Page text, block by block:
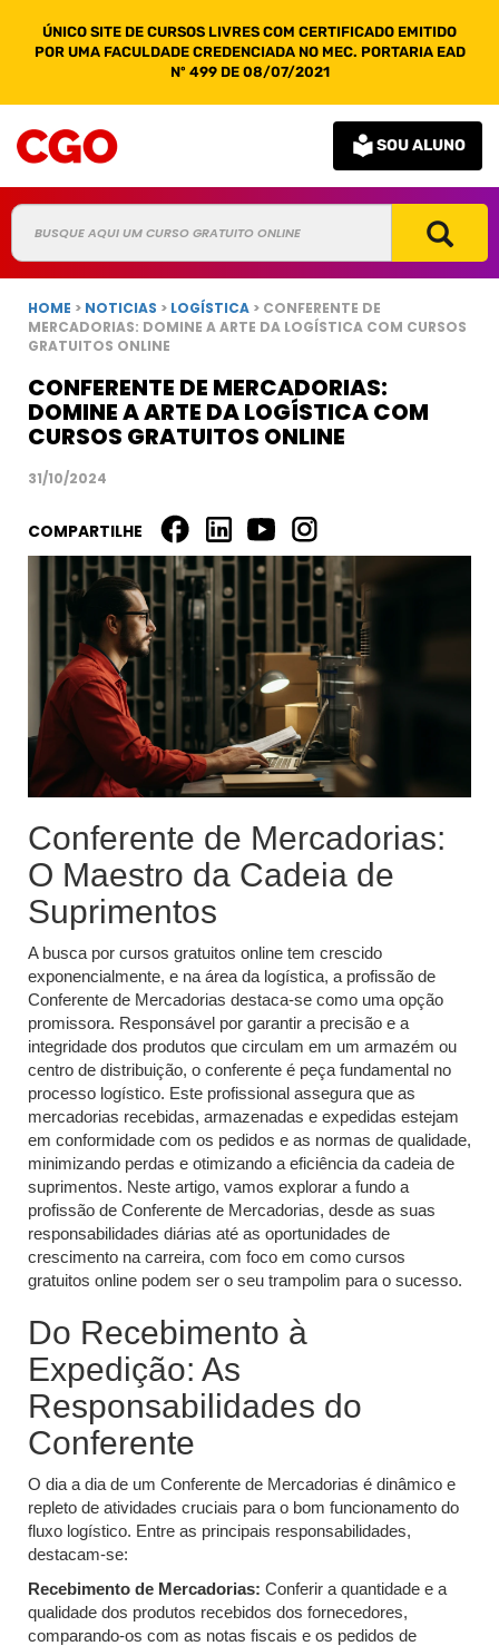
ÚNICO SITE DE CURSOS LIVRES COM CERTIFICADO EMITIDO
POR UMA FACULDADE CREDENCIADA NO MEC. PORTARIA EAD
Nº 499 DE 08/07/2021
SOU ALUNO
HOME > NOTICIAS > LOGÍSTICA > CONFERENTE DE
MERCADORIAS: DOMINE A ARTE DA LOGÍSTICA COM CURSOS
GRATUITOS ONLINE
CONFERENTE DE MERCADORIAS:
DOMINE A ARTE DA LOGÍSTICA COM
CURSOS GRATUITOS ONLINE
31/10/2024
COMPARTILHE
Conferente de Mercadorias:
O Maestro da Cadeia de
Suprimentos
A busca por cursos gratuitos online tem crescido
exponencialmente, e na área da logística, a profissão de
Conferente de Mercadorias destaca-se como uma opção
promissora. Responsável por garantir a precisão e a
integridade dos produtos que circulam em um armazém ou
centro de distribuição, o conferente é peça fundamental no
processo logístico. Este profissional assegura que as
mercadorias recebidas, armazenadas e expedidas estejam
em conformidade com os pedidos e as normas de qualidade,
minimizando perdas e otimizando a eficiência da cadeia de
suprimentos. Neste artigo, vamos explorar a fundo a
profissão de Conferente de Mercadorias, desde as suas
responsabilidades diárias até as oportunidades de
crescimento na carreira, com foco em como cursos
gratuitos online podem ser o seu trampolim para o sucesso.
Do Recebimento à
Expedição: As
Responsabilidades do
Conferente
O dia a dia de um Conferente de Mercadorias é dinâmico e
repleto de atividades cruciais para o bom funcionamento do
fluxo logístico. Entre as principais responsabilidades,
destacam-se:
Recebimento de Mercadorias: Conferir a quantidade e a
qualidade dos produtos recebidos dos fornecedores,
comparando-os com as notas fiscais e os pedidos de